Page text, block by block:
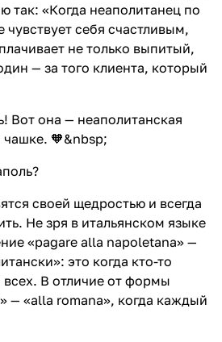
так: «Когда неаполитанец по
себя счастливым,
не только выпитый,
— за того клиента, который
Вот она — неаполитанская
🧡&nbsp;
своей щедростью и всегда
Не зря в итальянском языке
«pagare alla napoletana» —
это когда кто-то
всех. В отличие от формы
— «alla romana», когда каждый